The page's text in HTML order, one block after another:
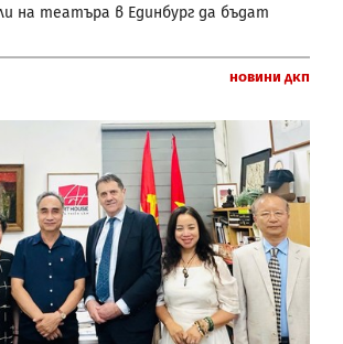
на театъра в Единбург да бъдат
Новини ДКП